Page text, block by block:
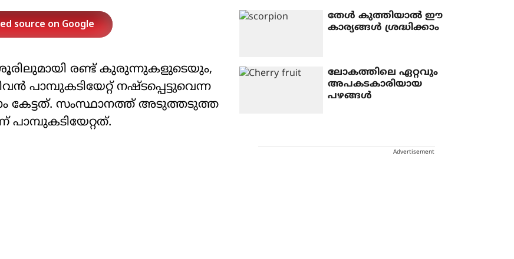
source on Google
രണ്ട് കുരുന്നുകളുടെയും,
നഷ്ടപ്പെട്ടുവെന്ന
കേട്ടത്. സംസ്ഥാനത്ത് അടുത്തടുത്ത
പാമ്പുകടിയേറ്റത്.
തേൾ കുത്തിയാൽ ഈ
കാര്യങ്ങൾ ശ്രദ്ധിക്കാം
ലോകത്തിലെ ഏറ്റവും
അപകടകാരിയായ
പഴങ്ങൾ
Advertisement